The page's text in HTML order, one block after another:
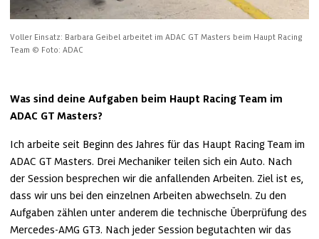
Voller Einsatz: Barbara Geibel arbeitet im ADAC GT Masters beim Haupt Racing
Team © Foto: ADAC
Was sind deine Aufgaben beim Haupt Racing Team im
ADAC GT Masters?
Ich arbeite seit Beginn des Jahres für das Haupt Racing Team im
ADAC GT Masters. Drei Mechaniker teilen sich ein Auto. Nach
der Session besprechen wir die anfallenden Arbeiten. Ziel ist es,
dass wir uns bei den einzelnen Arbeiten abwechseln. Zu den
Aufgaben zählen unter anderem die technische Überprüfung des
Mercedes-AMG GT3. Nach jeder Session begutachten wir das